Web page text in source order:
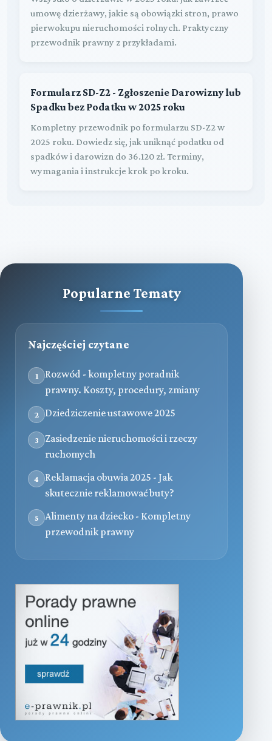
umowę dzierżawy, jakie są obowiązki stron, prawo
pierwokupu nieruchomości rolnych. Praktyczny
przewodnik prawny z przykładami.
Formularz SD-Z2 - Zgłoszenie Darowizny lub
Spadku bez Podatku w 2025 roku
Kompletny przewodnik po formularzu SD-Z2 w
2025 roku. Dowiedz się, jak uniknąć podatku od
spadków i darowizn do 36.120 zł. Terminy,
wymagania i instrukcje krok po kroku.
Popularne Tematy
Najczęściej czytane
1
Rozwód - kompletny poradnik
prawny. Koszty, procedury, zmiany
2 Dziedziczenie ustawowe 2025
3
Zasiedzenie nieruchomości i rzeczy
ruchomych
4
Reklamacja obuwia 2025 - Jak
skutecznie reklamować buty?
5
Alimenty na dziecko - Kompletny
przewodnik prawny